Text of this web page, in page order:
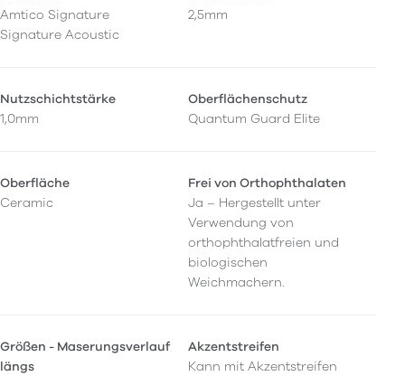
Amtico Signature
Signature Acoustic
2,5mm
Nutzschichtstärke
1,0mm
Oberflächenschutz
Quantum Guard Elite
Oberfläche
Ceramic
Frei von Orthophthalaten
Ja – Hergestellt unter
Verwendung von
orthophthalatfreien und
biologischen
Weichmachern.
Größen - Maserungsverlauf
längs
Akzentstreifen
Kann mit Akzentstreifen